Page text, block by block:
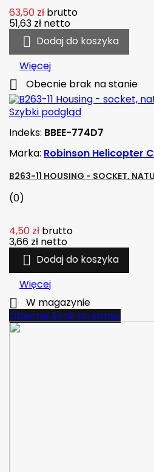
63,50 zł brutto
51,63 zł netto
 Dodaj do koszyka
Więcej
 Obecnie brak na stanie
Szybki podgląd
Indeks: BBEE-774D7
Marka: Robinson Helicopter
B263-11 HOUSING - SOCKET,
(0)
4,50 zł brutto
3,66 zł netto
 Dodaj do koszyka
Więcej

W magazynie
Obecnie brak na stanie